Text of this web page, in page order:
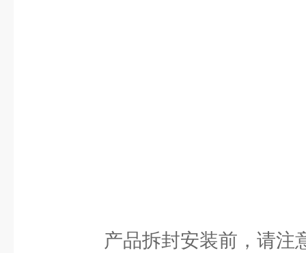
产品拆封安装前，请注